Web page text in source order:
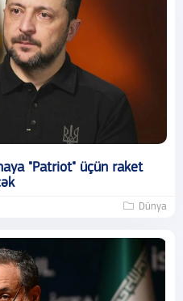
"Patriot" üçün raket
Dünya